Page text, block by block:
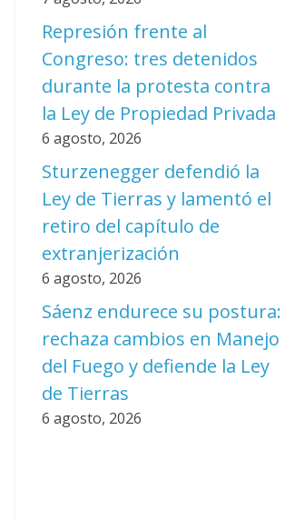
Represión frente al
Congreso: tres detenidos
durante la protesta contra
la Ley de Propiedad Privada
6 agosto, 2026
Sturzenegger defendió la
Ley de Tierras y lamentó el
retiro del capítulo de
extranjerización
6 agosto, 2026
Sáenz endurece su postura:
rechaza cambios en Manejo
del Fuego y defiende la Ley
de Tierras
6 agosto, 2026